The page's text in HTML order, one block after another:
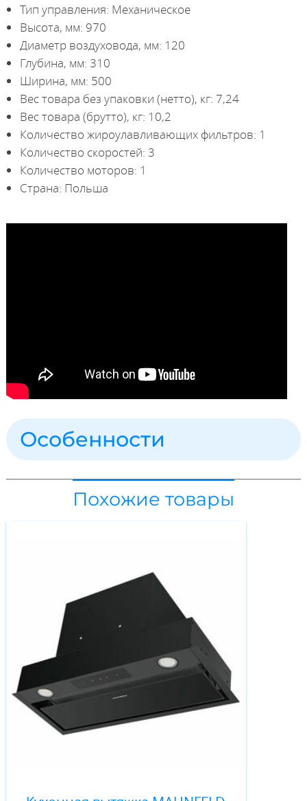
Тип управления: Механическое
Высота, мм: 970
Диаметр воздуховода, мм: 120
Глубина, мм: 310
Ширина, мм: 500
Вес товара без упаковки (нетто), кг: 7,24
Вес товара (брутто), кг: 10,2
Количество жироулавливающих фильтров: 1
Количество скоростей: 3
Количество моторов: 1
Страна: Польша
Особенности
Похожие товары